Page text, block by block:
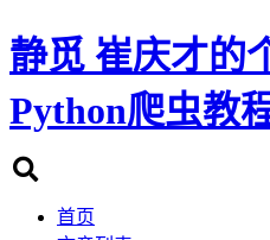
静觅 崔庆才的
Python爬虫教
首页